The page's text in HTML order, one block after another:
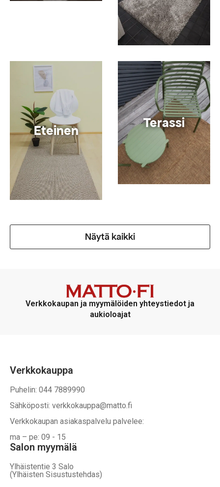
Eteinen Terassi
Näytä kaikki
Verkkokaupan ja myymälöiden yhteystiedot ja
aukioloajat
Verkkokauppa
Puhelin: 044 7889990
Sähköposti: verkkokauppa@matto.fi
Verkkokaupan asiakaspalvelu palvelee:
ma – pe: 09 - 15
Salon myymälä
Ylhäistentie 3 Salo
(Ylhäisten Sisustustehdas)